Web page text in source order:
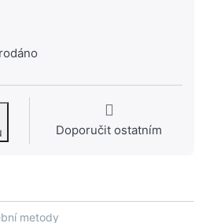
Doporučit ostatním
metody